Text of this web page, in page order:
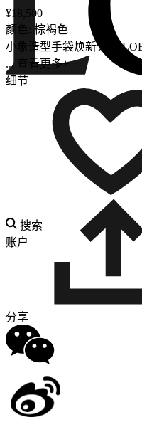
搜索
账户
¥18,500
颜色: 棕褐色
小象造型手袋焕新诠释
... 查看更多+
细节
分享